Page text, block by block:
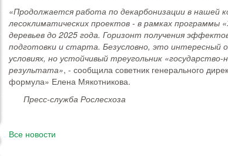
«Продолжается работа по декарбонизации в нашей
лесоклиматических проектов - в рамках
деревьев до 2025 года. Горизонт получения
подготовки и старта. Безусловно, это
условиях, но устойчивый треугольник
результата», - сообщила советник генерального
формула» Елена Мякотникова.
Пресс-служба Рослесхоза
Все новости